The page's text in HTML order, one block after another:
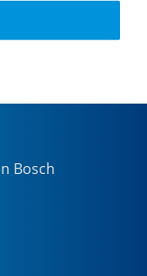
Bosch